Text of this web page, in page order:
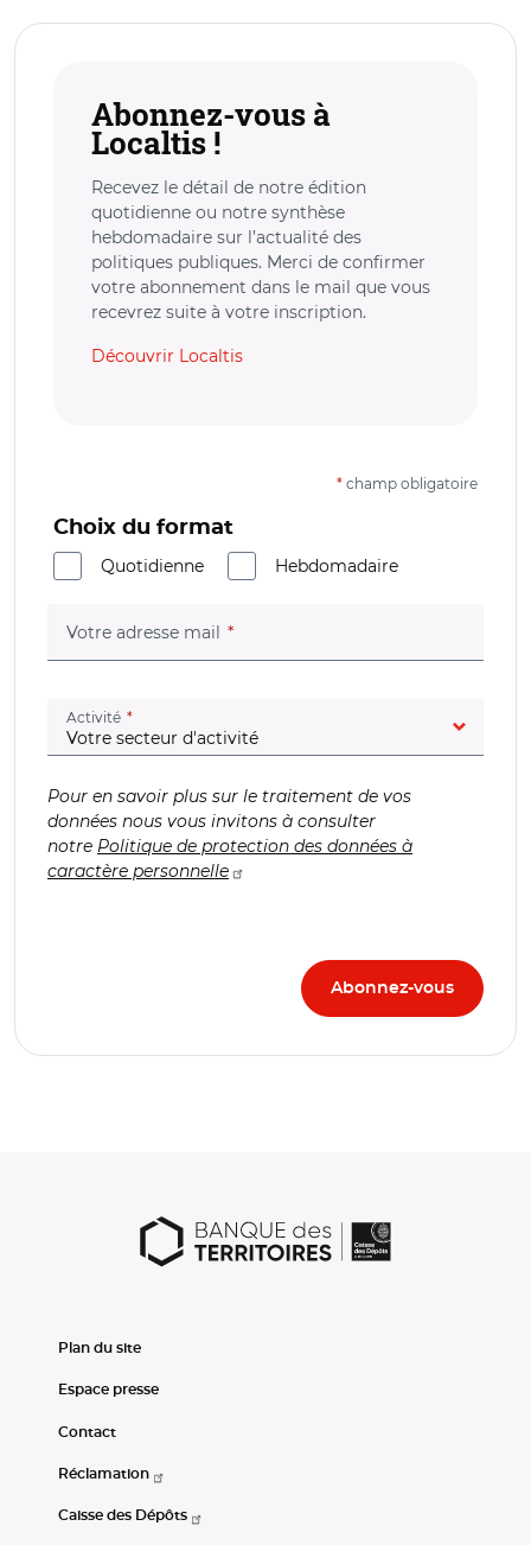
Abonnez-vous à
Localtis !
Recevez le détail de notre édition
quotidienne ou notre synthèse
hebdomadaire sur l’actualité des
politiques publiques. Merci de confirmer
votre abonnement dans le mail que vous
recevrez suite à votre inscription.
Découvrir Localtis
* champ obligatoire
Choix du format
Quotidienne
Hebdomadaire
Votre adresse mail (champ obligatoire)
Activité (champ obligatoire)
Pour en savoir plus sur le traitement de vos
données nous vous invitons à consulter
notre Politique de protection des données à
caractère personnelle
Plan du site
Espace presse
Contact
Réclamation
Caisse des Dépôts